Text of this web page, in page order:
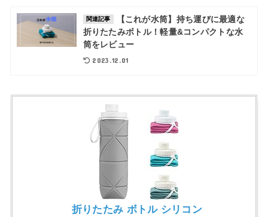
関連記事
【これが水筒】持ち運びに最適な
折りたたみボトル！軽量&コンパクトな水
筒をレビュー
2023.12.01
折りたたみ ボトル シリコン